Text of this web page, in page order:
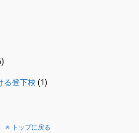
る登下校 (1)
トップに戻る